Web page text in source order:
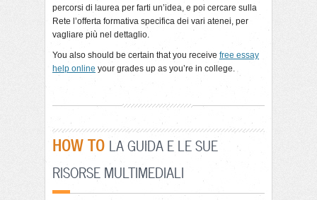
percorsi di laurea per farti un’idea, e poi cercare sulla
Rete l’offerta formativa specifica dei vari atenei, per
vagliare più nel dettaglio.
You also should be certain that you receive free essay
help online your grades up as you’re in college.
HOW TO LA GUIDA E LE SUE
RISORSE MULTIMEDIALI